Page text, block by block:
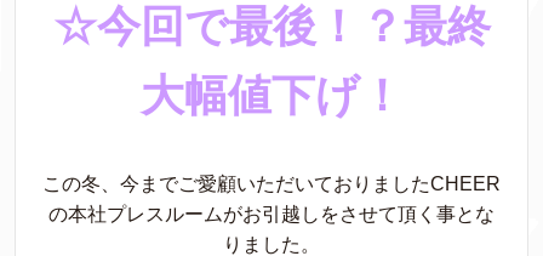
☆今回で最後！？最終
大幅値下げ！
この冬、今までご愛顧いただいておりましたCHEER
の本社プレスルームがお引越しをさせて頂く事とな
りました。